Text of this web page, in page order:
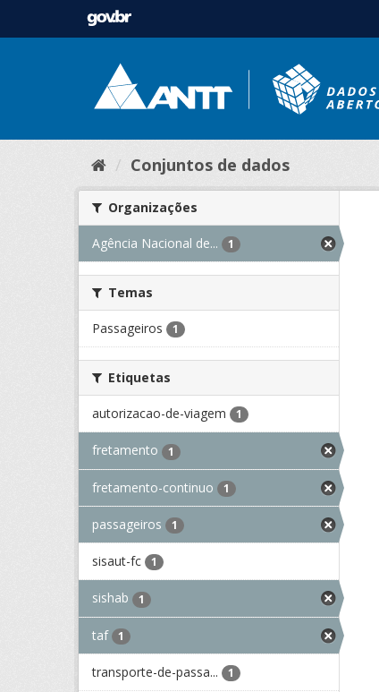
Conjuntos de dados
Organizações
Agência Nacional de... 1
Temas
Passageiros 1
Etiquetas
autorizacao-de-viagem 1
fretamento 1
fretamento-continuo 1
passageiros 1
sisaut-fc 1
sishab 1
taf 1
transporte-de-passa... 1